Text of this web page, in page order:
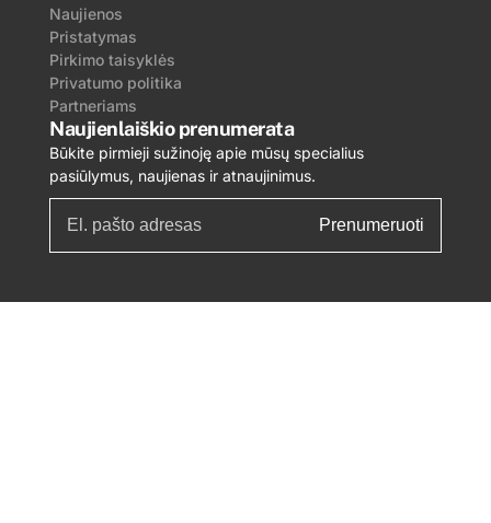
Naujienlaiškio prenumerata
Būkite pirmieji sužinoję apie mūsų specialius
pasiūlymus, naujienas ir atnaujinimus.
Prenumeruoti
Naujienos
Pristatymas
Pirkimo taisyklės
Privatumo politika
Partneriams